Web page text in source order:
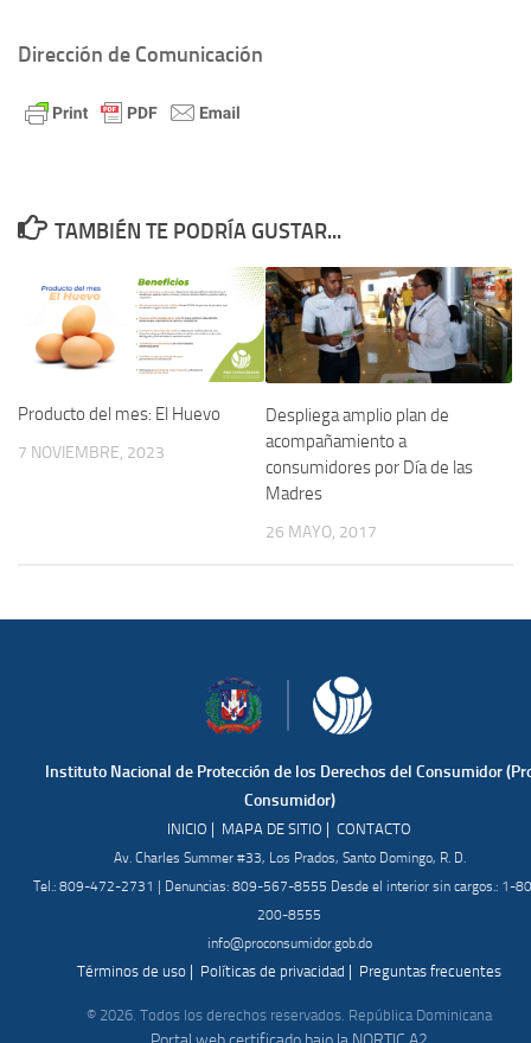
Dirección de Comunicación
TAMBIÉN TE PODRÍA GUSTAR...
Producto del mes: El Huevo
7 NOVIEMBRE, 2023
Despliega amplio plan de
acompañamiento a
consumidores por Día de las
Madres
26 MAYO, 2017
Instituto Nacional de Protección de los Derechos del Consumidor
Consumidor)
INICIO | MAPA DE SITIO | CONTACTO
Av. Charles Summer #33, Los Prados, Santo Domingo, R. D.
Tel.: 809-472-2731 | Denuncias: 809-567-8555 Desde el interior sin cargos.: 1-
200-8555
info@proconsumidor.gob.do
Términos de uso | Políticas de privacidad | Preguntas frecuentes
© 2026. Todos los derechos reservados. República Dominicana